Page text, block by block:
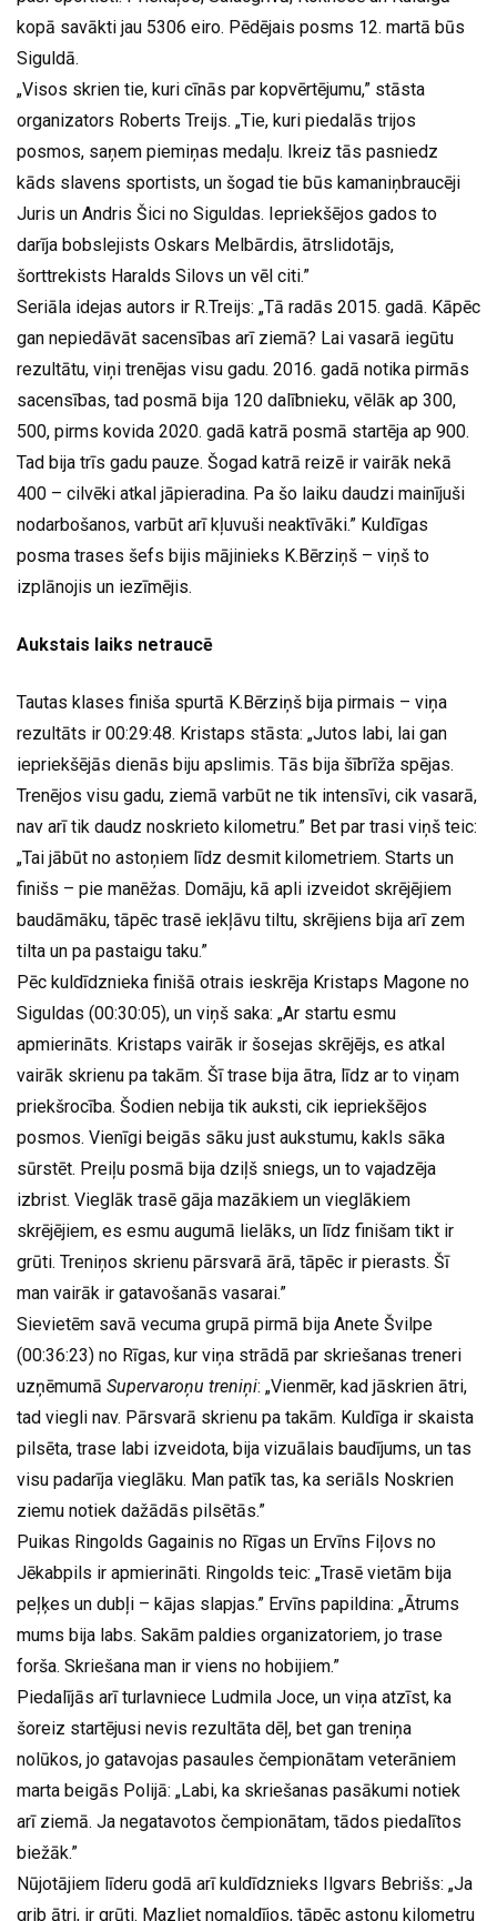
kopā savākti jau 5306 eiro. Pēdējais posms 12. martā būs
Siguldā.
„Visos skrien tie, kuri cīnās par kopvērtējumu,” stāsta
organizators Roberts Treijs. „Tie, kuri piedalās trijos
posmos, saņem piemiņas medaļu. Ikreiz tās pasniedz
kāds slavens sportists, un šogad tie būs kamaniņbraucēji
Juris un Andris Šici no Siguldas. Iepriekšējos gados to
darīja bobslejists Oskars Melbārdis, ātrslidotājs,
šorttrekists Haralds Silovs un vēl citi.”
Seriāla idejas autors ir R.Treijs: „Tā radās 2015. gadā. Kāpēc
gan nepiedāvāt sacensības arī ziemā? Lai vasarā iegūtu
rezultātu, viņi trenējas visu gadu. 2016. gadā notika pirmās
sacensības, tad posmā bija 120 dalībnieku, vēlāk ap 300,
500, pirms kovida 2020. gadā katrā posmā startēja ap 900.
Tad bija trīs gadu pauze. Šogad katrā reizē ir vairāk nekā
400 – cilvēki atkal jāpieradina. Pa šo laiku daudzi mainījuši
nodarbošanos, varbūt arī kļuvuši neaktīvāki.” Kuldīgas
posma trases šefs bijis mājinieks K.Bērziņš – viņš to
izplānojis un iezīmējis.
Aukstais laiks netraucē
Tautas klases finiša spurtā K.Bērziņš bija pirmais – viņa
rezultāts ir 00:29:48. Kristaps stāsta: „Jutos labi, lai gan
iepriekšējās dienās biju apslimis. Tās bija šībrīža spējas.
Trenējos visu gadu, ziemā varbūt ne tik intensīvi, cik vasarā,
nav arī tik daudz noskrieto kilometru.” Bet par trasi viņš teic:
„Tai jābūt no astoņiem līdz desmit kilometriem. Starts un
finišs – pie manēžas. Domāju, kā apli izveidot skrējējiem
baudāmāku, tāpēc trasē iekļāvu tiltu, skrējiens bija arī zem
tilta un pa pastaigu taku.”
Pēc kuldīdznieka finišā otrais ieskrēja Kristaps Magone no
Siguldas (00:30:05), un viņš saka: „Ar startu esmu
apmierināts. Kristaps vairāk ir šosejas skrējējs, es atkal
vairāk skrienu pa takām. Šī trase bija ātra, līdz ar to viņam
priekšrocība. Šodien nebija tik auksti, cik iepriekšējos
posmos. Vienīgi beigās sāku just aukstumu, kakls sāka
sūrstēt. Preiļu posmā bija dziļš sniegs, un to vajadzēja
izbrist. Vieglāk trasē gāja mazākiem un vieglākiem
skrējējiem, es esmu augumā lielāks, un līdz finišam tikt ir
grūti. Treniņos skrienu pārsvarā ārā, tāpēc ir pierasts. Šī
man vairāk ir gatavošanās vasarai.”
Sievietēm savā vecuma grupā pirmā bija Anete Švilpe
(00:36:23) no Rīgas, kur viņa strādā par skriešanas treneri
uzņēmumā Supervaroņu treniņi: „Vienmēr, kad jāskrien ātri,
tad viegli nav. Pārsvarā skrienu pa takām. Kuldīga ir skaista
pilsēta, trase labi izveidota, bija vizuālais baudījums, un tas
visu padarīja vieglāku. Man patīk tas, ka seriāls Noskrien
ziemu notiek dažādās pilsētās.”
Puikas Ringolds Gagainis no Rīgas un Ervīns Fiļovs no
Jēkabpils ir apmierināti. Ringolds teic: „Trasē vietām bija
peļķes un dubļi – kājas slapjas.” Ervīns papildina: „Ātrums
mums bija labs. Sakām paldies organizatoriem, jo trase
forša. Skriešana man ir viens no hobijiem.”
Piedalījās arī turlavniece Ludmila Joce, un viņa atzīst, ka
šoreiz startējusi nevis rezultāta dēļ, bet gan treniņa
nolūkos, jo gatavojas pasaules čempionātam veterāniem
marta beigās Polijā: „Labi, ka skriešanas pasākumi notiek
arī ziemā. Ja negatavotos čempionātam, tādos piedalītos
biežāk.”
Nūjotājiem līderu godā arī kuldīdznieks Ilgvars Bebrišs: „Ja
grib ātri, ir grūti. Mazliet nomaldījos, tāpēc astoņu kilometru